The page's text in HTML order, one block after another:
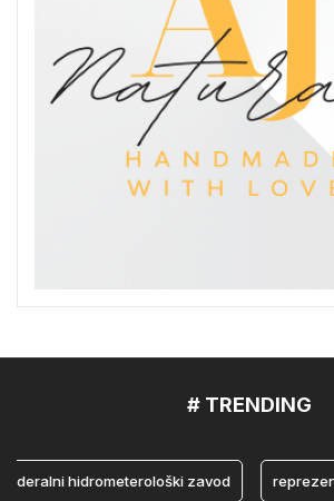
# TRENDING
hidrometerološki zavod